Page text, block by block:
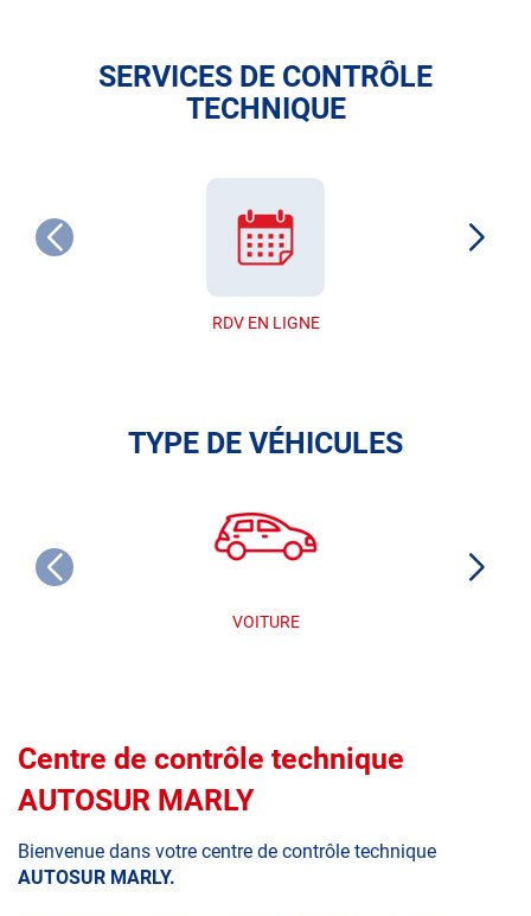
SERVICES DE CONTRÔLE
TECHNIQUE
RDV EN LIGNE
TYPE DE VÉHICULES
VOITURE
Centre de contrôle technique
AUTOSUR MARLY
Bienvenue dans votre centre de contrôle technique
AUTOSUR MARLY.